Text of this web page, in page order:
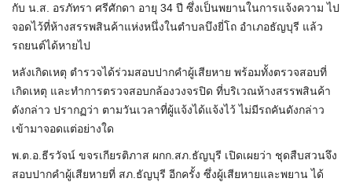
กับ น.ส. อรภัทรา ศรีศักดา อายุ 34 ปี ซึ่งเป็นพยานในการแจ้งความ ไป
จอดไว้ที่ห้างสรรพสินค้าแห่งหนึ่งในตำบลบึงยี่โถ อำเภอธัญบุรี แล้ว
รถยนต์ได้หายไป
หลังเกิดเหตุ ตำรวจได้ร่วมสอบปากคำผู้เสียหาย พร้อมทั้งตรวจสอบที่
เกิดเหตุ และทำการตรวจสอบกล้องวงจรปิด ที่บริเวณห้างสรรพสินค้า
ดังกล่าว ปรากฏว่า ตามวันเวลาที่ผู้แจ้งได้แจ้งไว้ ไม่มีรถคันดังกล่าว
เข้ามาจอดแต่อย่างใด
พ.ต.อ.ธีรวัจน์ ขจรเกียรติภาส ผกก.สภ.ธัญบุรี เปิดเผยว่า ชุดสืบสวนจึง
สอบปากคำผู้เสียหายที่ สภ.ธัญบุรี อีกครั้ง ซึ่งผู้เสียหายและพยาน ได้